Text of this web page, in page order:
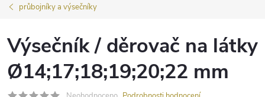
průbojníky a výsečníky
Výsečník / děrovač na látky
Ø14;17;18;19;20;22 mm